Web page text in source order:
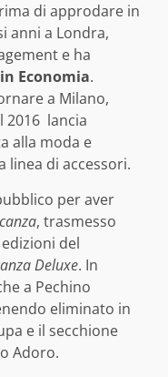
di approdare in
anni a Londra,
e ha
Economia.
a Milano,
2016 lancia
alla moda e
linea di accessori.
per aver
, trasmesso
del
Deluxe. In
a Pechino
eliminato in
e il secchione
Adoro.